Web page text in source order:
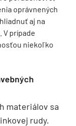
oprávnených
aj na
V prípade
niekoľko
materiálov sa
rudy.